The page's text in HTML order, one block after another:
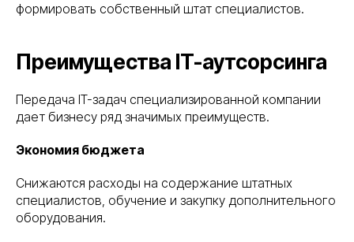
формировать собственный штат специалистов.
Преимущества IT-аутсорсинга
Передача IT-задач специализированной компании
дает бизнесу ряд значимых преимуществ.
Экономия бюджета
Снижаются расходы на содержание штатных
специалистов, обучение и закупку дополнительного
оборудования.